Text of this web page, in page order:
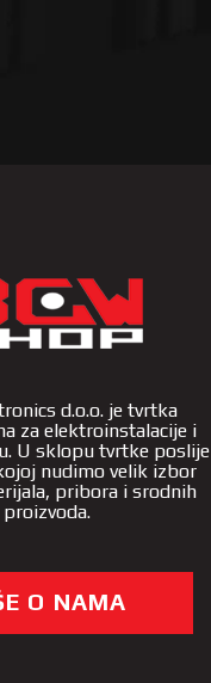
d.o.o. je tvrtka
za elektroinstalacije i
U sklopu tvrtke poslije
nudimo velik izbor
pribora i srodnih
proizvoda.
O NAMA